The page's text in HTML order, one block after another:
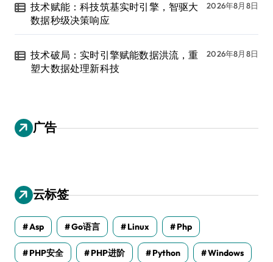
技术赋能：科技筑基实时引擎，智驱大
数据秒级决策响应
2026年8月8日
技术破局：实时引擎赋能数据洪流，重
塑大数据处理新科技
2026年8月8日
广告
云标签
Asp Go语言 Linux Php
PHP安全 PHP进阶 Python Windows